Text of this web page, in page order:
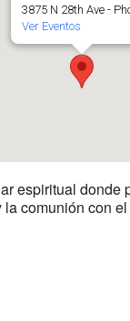
3875 N 28th Ave -
Ver Eventos
espiritual
comunión con